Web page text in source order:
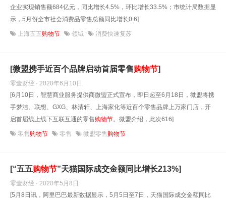
企业实现销售额684亿元，同比增长4.5%，环比增长33.5%；市统计局数据显
示，5月份全市社会消费品零售总额同比增长0.6]
上海五五购物节 领域 消费快速复苏
[微盟携手近百个品牌启动首届零售购物节]
零壹财经 · 2020年6月10日
[6月10日，智慧商业服务提供商微盟正式宣布，即日起至6月18日，微盟将携
手梦洁、联想、GXG、林清轩、上海家化等近百个零售品牌上万家门店，开
启首届线上线下互联互通的零售购物节。微盟介绍，此次616]
零售购物节 零售 微盟零售购物节
[“五五购物节”天猫国际成交金额同比增长213%]
零壹财经 · 2020年5月8日
[5月8日讯，阿里巴巴最新数据显示，5月5日至7日，天猫国际成交金额同比